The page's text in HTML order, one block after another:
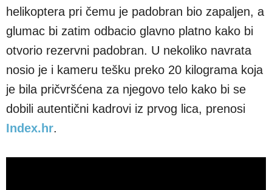
helikoptera pri čemu je padobran bio zapaljen, a
glumac bi zatim odbacio glavno platno kako bi
otvorio rezervni padobran. U nekoliko navrata
nosio je i kameru tešku preko 20 kilograma koja
je bila pričvršćena za njegovo telo kako bi se
dobili autentični kadrovi iz prvog lica, prenosi
Index.hr.